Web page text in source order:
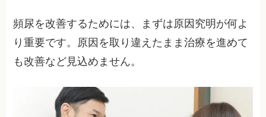
頻尿を改善するためには、まずは原因究明が何よ
り重要です。原因を取り違えたまま治療を進めて
も改善など見込めません。